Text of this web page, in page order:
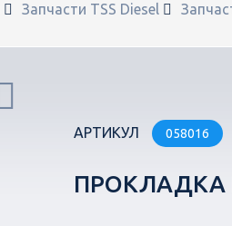
Запчасти TSS Diesel
АРТИКУЛ 058016
ПРОКЛАДКА